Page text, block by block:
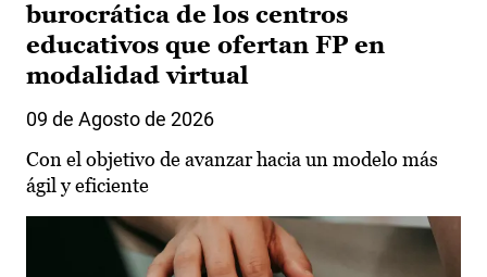
burocrática de los centros
educativos que ofertan FP en
modalidad virtual
09 de Agosto de 2026
Con el objetivo de avanzar hacia un modelo más
ágil y eficiente